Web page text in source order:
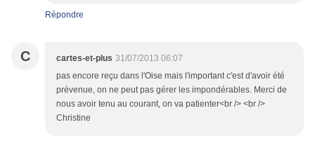
Répondre
C cartes-et-plus 31/07/2013 06:07
pas encore reçu dans l'Oise mais l'important c'est d'avoir été
prévenue, on ne peut pas gérer les impondérables. Merci de
nous avoir tenu au courant, on va patienter<br /> <br />
Christine